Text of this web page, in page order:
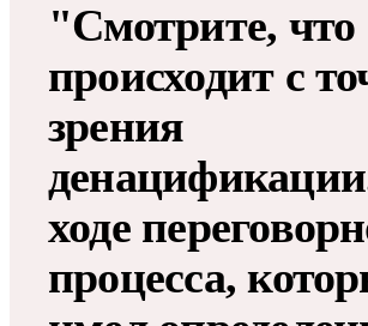
"Смотрите, что
происходит с
зрения
ходе
процесса,